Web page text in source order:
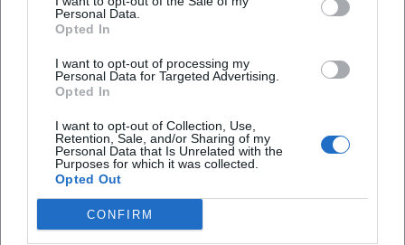
Personal Data.
Opted In
I want to opt-out of processing my
Personal Data for Targeted Advertising.
Opted In
I want to opt-out of Collection, Use,
Retention, Sale, and/or Sharing of my
Personal Data that Is Unrelated with the
Purposes for which it was collected.
Opted Out
CONFIRM
Nachbarn und Gästen ein. Wer Kultur und
Geselligkeit mag, klickt auf die Galerie
Veranstaltungen: Sie dokumentiert Konzerte,
Lesungen, Gesprächsrunden und gesellige Abende,
spürbar erhöhen. Ebenfalls in Bildern erlebbar wird
das Thema Konditorei: Festliche Torten, feine
Schnitten und klassische Kuchen sind ein fester
Bestandteil des Hauses – vor Ort im Terrassencafé
oder auf Wunsch auch als Bestellung für private
Wo kann ich in Bad Kissingen parken, wenn ich
das Parkwohnstift besuche?
Hat das Parkwohnstift stationäre Pflegeplätze?
Welche Ausstattung bietet die Residenz den
Bewohnerinnen und Bewohnern?
Reviews